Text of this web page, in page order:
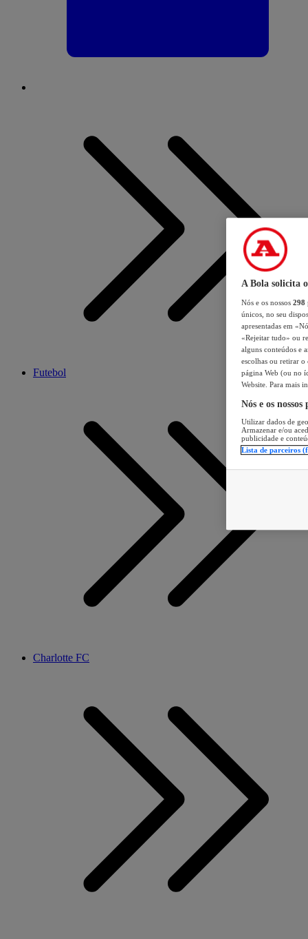
Futebol
Charlotte FC
A Bola solicita
Nós e os nossos 298
únicos, no seu
apresentadas em
«Rejeitar tudo» ou
alguns conteúdos e
escolhas ou retirar
página Web (ou no
Website. Para mais
Nós e os
Utilizar dados de
Armazenar e/ou
publicidade e
Lista de parceiros